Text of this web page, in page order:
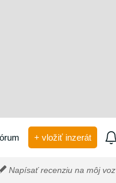
+ vložiť inzerát
Napísať recenziu na môj voz